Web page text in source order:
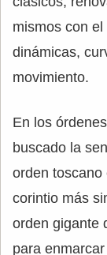
mismos con
dinámicas,
movimiento.
En los
buscado la
orden toscano
corintio más
orden gigante
para